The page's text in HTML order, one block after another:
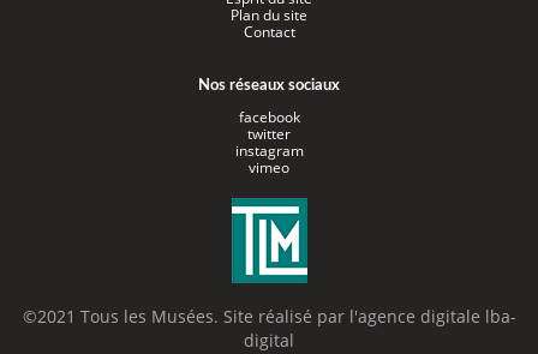
Plan du site
Contact
Nos réseaux sociaux
facebook
twitter
instagram
vimeo
©2021 Tous les Musées. Site réalisé par l'agence digitale lba-
digital